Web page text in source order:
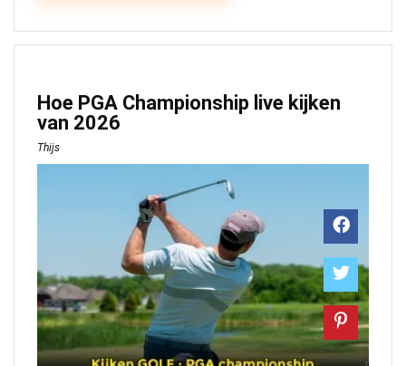
Hoe PGA Championship live kijken
van 2026
Thijs